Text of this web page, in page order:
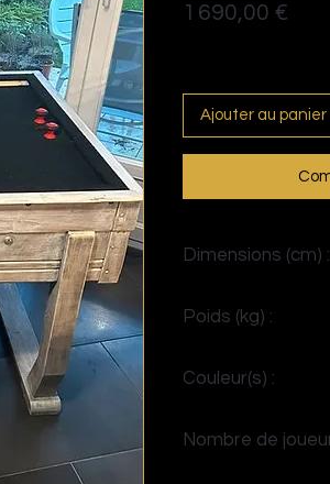
1 690,00 €
Ajouter au panier
Dimensions (cm) :
Poids (kg) :
Couleur(s) :
Nombre de